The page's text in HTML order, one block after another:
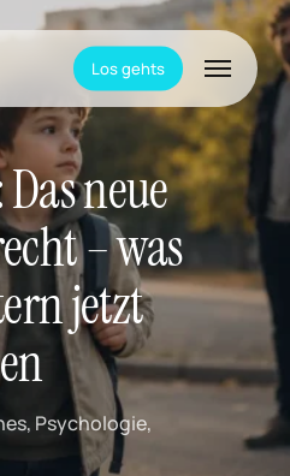
Los gehts Menu
neue
– was
jetzt
, Psychologie,